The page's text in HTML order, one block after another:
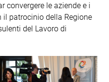
convergere le aziende e i
patrocinio della Regione
del Lavoro di